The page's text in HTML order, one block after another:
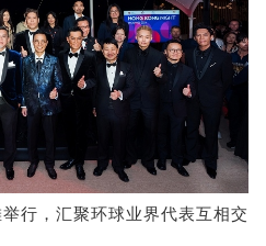
行，汇聚环球业界代表互相交